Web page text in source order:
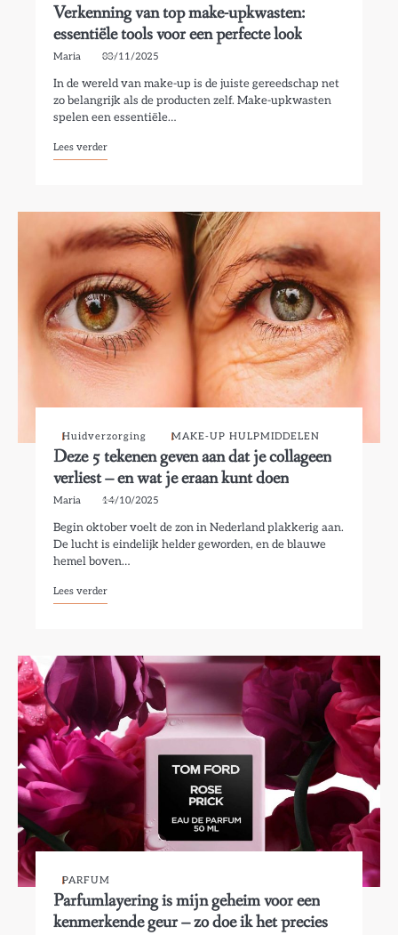
Verkenning van top make-upkwasten:
essentiële tools voor een perfecte look
Maria 03/11/2025
In de wereld van make-up is de juiste gereedschap net
zo belangrijk als de producten zelf. Make-upkwasten
spelen een essentiële…
Lees verder
Huidverzorging MAKE-UP HULPMIDDELEN
Deze 5 tekenen geven aan dat je collageen
verliest – en wat je eraan kunt doen
Maria 14/10/2025
Begin oktober voelt de zon in Nederland plakkerig aan.
De lucht is eindelijk helder geworden, en de blauwe
hemel boven…
Lees verder
PARFUM
Parfumlayering is mijn geheim voor een
kenmerkende geur – zo doe ik het precies